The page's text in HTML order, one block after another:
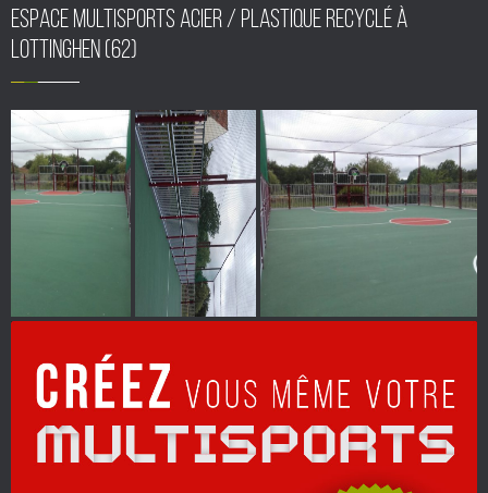
Espace multisports acier / plastique recyclé à
LOTTINGHEN (62)